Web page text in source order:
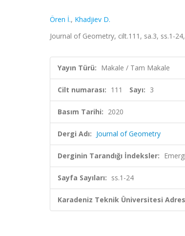
Ören İ., Khadjiev D.
Journal of Geometry, cilt.111, sa.3, ss.1-
Yayın Türü: Makale / Tam Makale
Cilt numarası: 111 Sayı: 3
Basım Tarihi: 2020
Dergi Adı: Journal of Geometry
Derginin Tarandığı İndeksler:
Sayfa Sayıları: ss.1-24
Karadeniz Teknik Üniversitesi